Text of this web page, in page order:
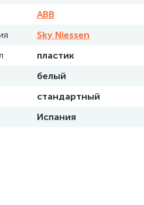
ABB
Sky Niessen
пластик
белый
стандартный
Испания